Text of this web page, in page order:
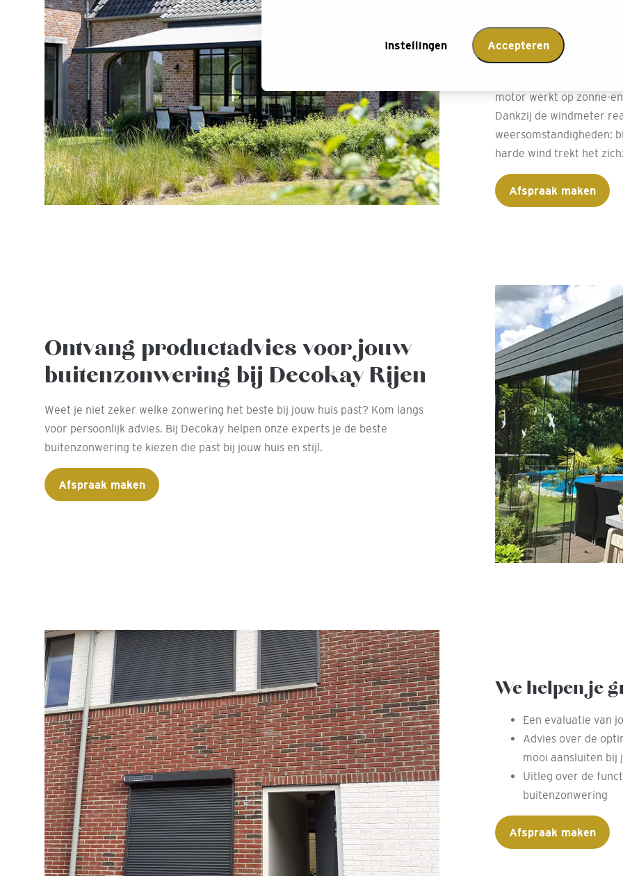
Bij Decokay Vromans
buitenzonwering, zodat
gemak van elektrische
scherm bedient, zelfs
en duurzaamheid? Dan
motor werkt op zonne-
Dankzij de windmeter
weersomstandigheden:
harde wind trekt het
Afspraak maken
Ontvang productadvies voor jouw
buitenzonwering bij Decokay Rijen
Weet je niet zeker welke zonwering het beste bij jouw huis past? Kom langs
voor persoonlijk advies. Bij Decokay helpen onze experts je de beste
buitenzonwering te kiezen die past bij jouw huis en stijl.
Afspraak maken
We helpen je
Een evaluatie van
Advies over de
mooi aansluiten bij
Uitleg over de
buitenzonwering
Afspraak maken
Instellingen Accepteren